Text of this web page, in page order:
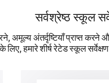
Professional
Let's discuss your
सर्वश्रेष्ठ स्कूल
अमूल्य अंतर्दृष्टियाँ प्राप्त करने
लिए, हमारे शीर्ष रेटेड स्कूल